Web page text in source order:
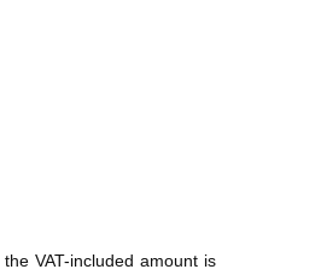
VAT-included amount is